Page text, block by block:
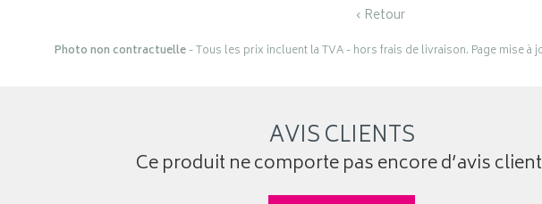
‹ Retour
Photo non contractuelle- Tous les prix incluent la TVA - hors frais de livraison. Page mise à
AVIS CLIENTS
Ce produit ne comporte pas encore d’avis